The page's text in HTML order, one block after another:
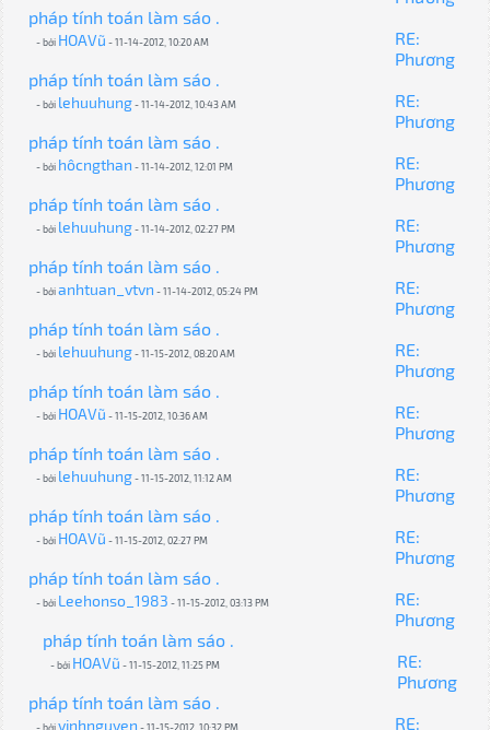
pháp tính toán làm sáo .
- bởi HOAVũ - 11-14-2012, 10:20 AM
RE:
Phương
pháp tính toán làm sáo .
- bởi lehuuhung- 11-14-2012, 10:43 AM
RE:
Phương
pháp tính toán làm sáo .
- bởi hôcngthan - 11-14-2012, 12:01 PM
RE:
Phương
pháp tính toán làm sáo .
- bởi lehuuhung- 11-14-2012, 02:27 PM
RE:
Phương
pháp tính toán làm sáo .
- bởianhtuan_vtvn - 11-14-2012, 05:24 PM
RE:
Phương
pháp tính toán làm sáo .
- bởi lehuuhung- 11-15-2012, 08:20 AM
RE:
Phương
pháp tính toán làm sáo .
- bởi HOAVũ - 11-15-2012, 10:36 AM
RE:
Phương
pháp tính toán làm sáo .
- bởi lehuuhung- 11-15-2012, 11:12 AM
RE:
Phương
pháp tính toán làm sáo .
- bởi HOAVũ - 11-15-2012, 02:27 PM
RE:
Phương
pháp tính toán làm sáo .
- bởi Leehonso_1983 - 11-15-2012, 03:13 PM
RE:
Phương
pháp tính toán làm sáo .
- bởi HOAVũ - 11-15-2012, 11:25 PM
RE:
Phương
pháp tính toán làm sáo .
vinhnguyen
RE: